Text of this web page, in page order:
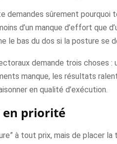
sûrement pourquoi
d’un manque d’effort que
le bas du dos si la posture se
demande trois choses :
manque, les résultats
en qualité d’exécution.
en priorité
à tout prix, mais de placer